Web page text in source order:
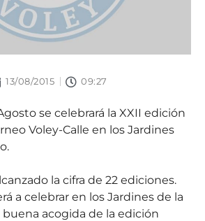
13/08/2015 09:27
se celebrará la XXII edición
Voley-Calle en los Jardines
la cifra de 22 ediciones.
a celebrar en los Jardines de la
buena acogida de la edición